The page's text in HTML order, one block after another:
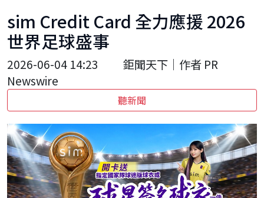
sim Credit Card 全力應援 2026
世界足球盛事
2026-06-04 14:23
鉅聞天下｜作者 PR
Newswire
聽新聞